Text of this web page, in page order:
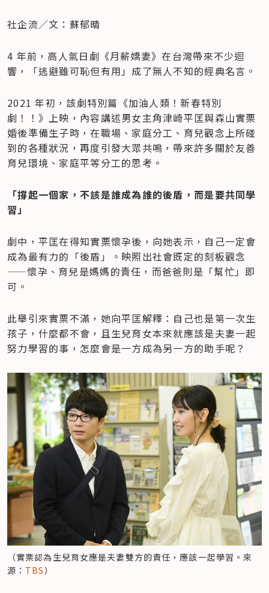
社企流／文：蘇郁晴
4 年前，高人氣日劇《月薪嬌妻》在台灣帶來不少迴
響，「逃避雖可恥但有用」成了無人不知的經典名言。
2021 年初，該劇特別篇《加油人類！新春特別
劇！！》上映，內容講述男女主角津崎平匡與森山實栗
婚後準備生子時，在職場、家庭分工、育兒觀念上所碰
到的各種狀況，再度引發大眾共鳴，帶來許多關於友善
育兒環境、家庭平等分工的思考。
「撐起一個家，不該是誰成為誰的後盾，而是要共同學
習」
劇中，平匡在得知實栗懷孕後，向她表示，自己一定會
成為最有力的「後盾」。映照出社會既定的刻板觀念
——懷孕、育兒是媽媽的責任，而爸爸則是「幫忙」即
可。
此舉引來實栗不滿，她向平匡解釋：自己也是第一次生
孩子，什麼都不會，且生兒育女本來就應該是夫妻一起
努力學習的事，怎麼會是一方成為另一方的助手呢？
（實栗認為生兒育女應是夫妻雙方的責任，應該一起學習。來
源： TBS）